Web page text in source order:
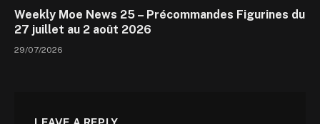
Weekly Moe News 25 – Précommandes Figurines du
27 juillet au 2 août 2026
29/07/2026